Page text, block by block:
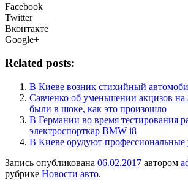
Facebook
Twitter
Вконтакте
Google+
Related posts:
В Киеве возник стихийный
Савченко об уменьшении акцизов
были в шоке, как это произошло
В Германии во время тестирования
электроспорткар BMW i8
В Киеве орудуют
Запись опубликована 06.02.2017 автором
рубрике Новости авто.